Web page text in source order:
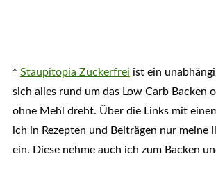
* Staupitopia Zuckerfrei ist ein
sich alles rund um das Low Carb Backen
ohne Mehl dreht. Über die Links mit
ich in Rezepten und Beiträgen nur meine
ein. Diese nehme auch ich zum Backen